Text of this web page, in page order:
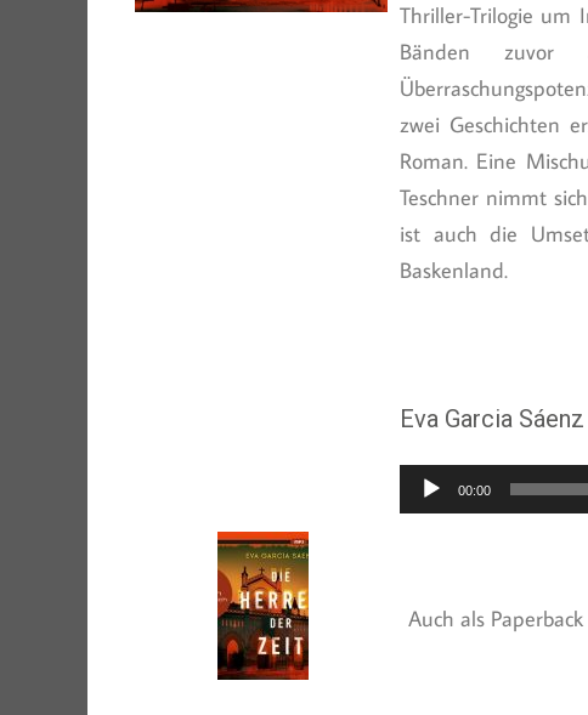
Thriller-Trilogie um
Bänden zuvor
zwei Geschichten
Roman. Eine
Teschner nimmt
ist auch die
Baskenland.
Eva Garcia
Audio-
Player
00:00
Auch als